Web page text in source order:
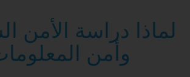
لماذا دراسة الأمن
وأمن